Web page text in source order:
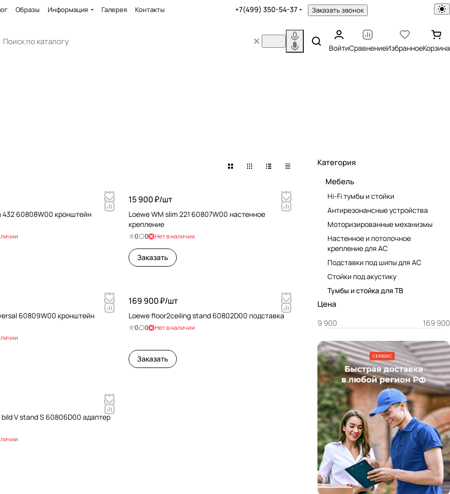
Образы Информация Галерея Контакты +7(499) 350-54-37 Заказать звонок
ВойтиСравнениеИзбранноеКорзина
432 60808W00 кронштейн
15 900 ₽/шт
Loewe WM slim 221 60807W00 настенное
крепление
0 0 Нет в наличии
Заказать
60809W00 кронштейн
169 900 ₽/шт
Loewe floor2ceiling stand 60802D00 подставка
0 0 Нет в наличии
Заказать
V stand S 60806D00 адаптер
Категория
Мебель
Hi-Fi тумбы и стойки
Антирезонансные устройства
Моторизированные механизмы
Настенное и потолочное
крепление для АС
Подставки под шипы для АС
Стойки под акустику
Тумбы и стойка для ТВ
Цена